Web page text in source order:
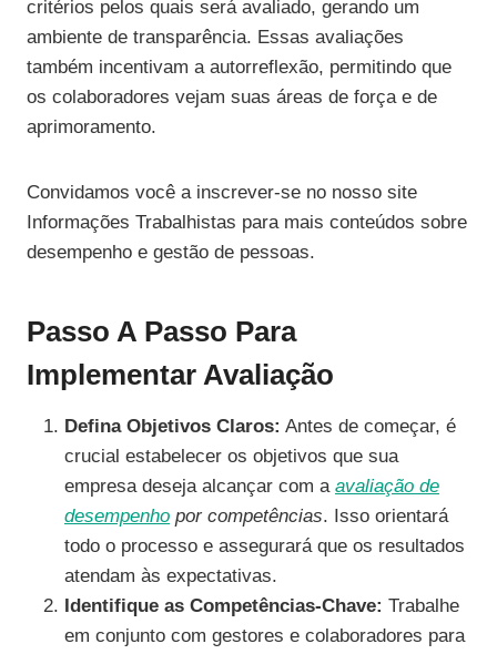
critérios pelos quais será avaliado, gerando um
ambiente de transparência. Essas avaliações
também incentivam a autorreflexão, permitindo que
os colaboradores vejam suas áreas de força e de
aprimoramento.
Convidamos você a inscrever-se no nosso site
Informações Trabalhistas para mais conteúdos sobre
desempenho e gestão de pessoas.
Passo A Passo Para
Implementar Avaliação
Defina Objetivos Claros: Antes de começar, é
crucial estabelecer os objetivos que sua
empresa deseja alcançar com a avaliação de
desempenho por competências. Isso orientará
todo o processo e assegurará que os resultados
atendam às expectativas.
Identifique as Competências-Chave: Trabalhe
em conjunto com gestores e colaboradores para